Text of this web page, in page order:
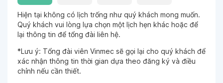
Hiện tại không có lịch trống như quý khách mong muốn.
Quý khách vui lòng lựa chọn một lịch hẹn khác hoặc để
lại thông tin để tổng đài liên hệ.
*Lưu ý: Tổng đài viên Vinmec sẽ gọi lại cho quý khách để
xác nhận thông tin thời gian dựa theo đăng ký và điều
chỉnh nếu cần thiết.